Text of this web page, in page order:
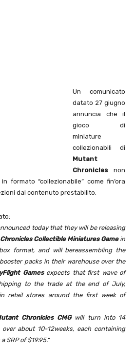
Un comunicato
datato 27 giugno
annuncia che il
gioco di
miniature
collezionabili di
Mutant
Chroniclesnon
formato “collezionabile” come fin’ora
dal contenuto prestabilito.
today that they will be releasing
Collectible Miniatures Gamein
format, and will bereassembling the
packs in their warehouse over the
Gamesexpects that first wave of
to the trade at the end of July,
retail stores around the first week of
Chronicles CMGwill turn into 14
about 10-12weeks, each containing
SRP of $19.95.“